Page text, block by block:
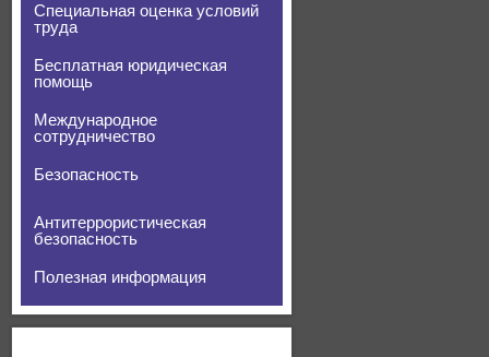
Специальная оценка условий
труда
Бесплатная юридическая
помощь
Международное
сотрудничество
Безопасность
Антитеррористическая
безопасность
Полезная информация